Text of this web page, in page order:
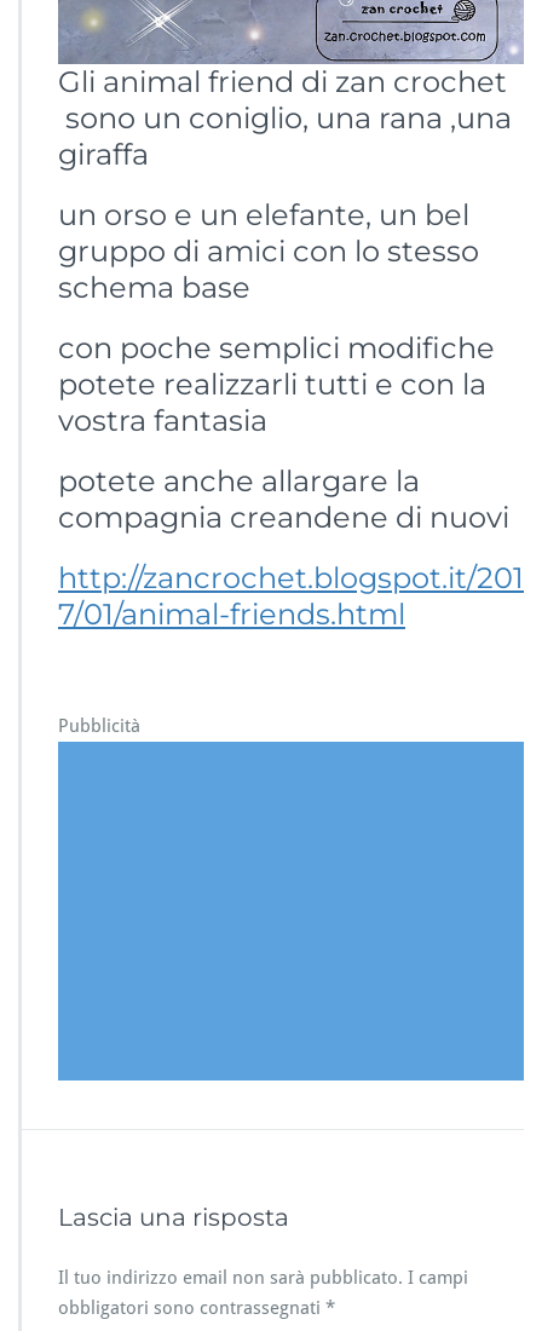
Gli animal friend di zan crochet
sono un coniglio, una rana ,una
giraffa
un orso e un elefante, un bel
gruppo di amici con lo stesso
schema base
con poche semplici modifiche
potete realizzarli tutti e con la
vostra fantasia
potete anche allargare la
compagnia creandene di nuovi
http://zancrochet.blogspot.it/201
7/01/animal-friends.html
Pubblicità
Lascia una risposta
Il tuo indirizzo email non sarà pubblicato. I campi
obbligatori sono contrassegnati *